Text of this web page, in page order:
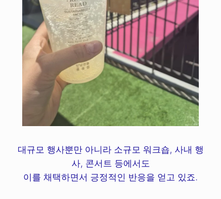
대규모 행사뿐만 아니라 소규모 워크숍, 사내 행
사, 콘서트 등에서도
이를 채택하면서 긍정적인 반응을 얻고 있죠.